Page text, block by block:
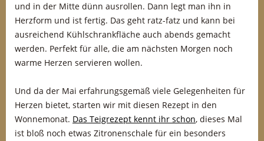
und in der Mitte dünn ausrollen. Dann legt man ihn in
Herzform und ist fertig. Das geht ratz-fatz und kann bei
ausreichend Kühlschrankfläche auch abends gemacht
werden. Perfekt für alle, die am nächsten Morgen noch
warme Herzen servieren wollen.
Und da der Mai erfahrungsgemäß viele Gelegenheiten für
Herzen bietet, starten wir mit diesen Rezept in den
Wonnemonat. Das Teigrezept kennt ihr schon, dieses Mal
ist bloß noch etwas Zitronenschale für ein besonders